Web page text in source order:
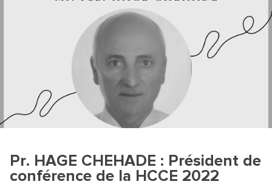
Pr. HAGE CHEHADE : Président de
conférence de la HCCE 2022